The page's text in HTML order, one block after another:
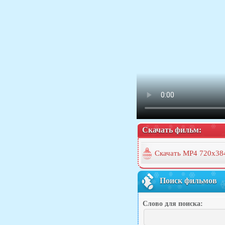
Скачать фильм:
Скачать MP4
Поиск фильмов
Слово для поиска: